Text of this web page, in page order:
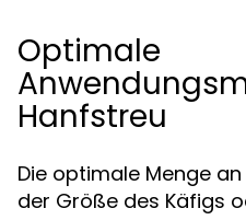
Optimale
Hanfstreu
Die optimale Menge
der Größe des Käfigs